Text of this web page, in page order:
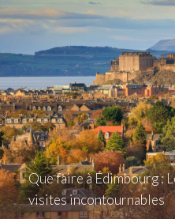
Que faire à Édimbourg :
visites incontournables